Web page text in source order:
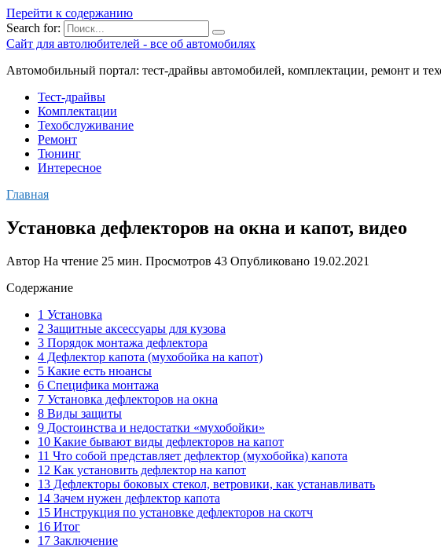
Перейти к содержанию
Search for:
Сайт для автолюбителей - все об автомобилях
Автомобильный портал: тест-драйвы автомобилей, комплектации, ремонт и
Тест-драйвы
Комплектации
Техобслуживание
Ремонт
Тюнинг
Интересное
Главная
Установка дефлекторов на окна и капот, видео
Автор На чтение 25 мин. Просмотров 43 Опубликовано 19.02.2021
Содержание
1 Установка
2 Защитные аксессуары для кузова
3 Порядок монтажа дефлектора
4 Дефлектор капота (мухобойка на капот)
5 Какие есть нюансы
6 Специфика монтажа
7 Установка дефлекторов на окна
8 Виды защиты
9 Достоинства и недостатки «мухобойки»
10 Какие бывают виды дефлекторов на капот
11 Что собой представляет дефлектор (мухобойка) капота
12 Как установить дефлектор на капот
13 Дефлекторы боковых стекол, ветровики, как устанавливать
14 Зачем нужен дефлектор капота
15 Инструкция по установке дефлекторов на скотч
16 Итог
17 Заключение